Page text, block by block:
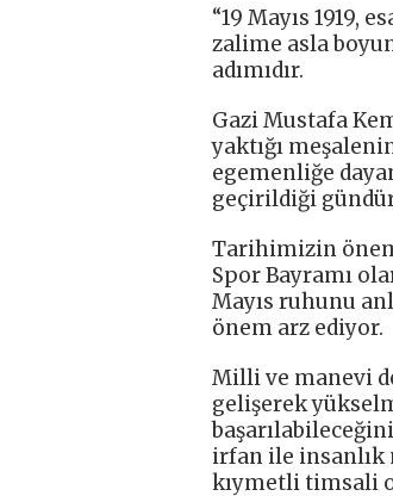
“19 Mayıs 1919,
zalime asla
adımıdır.
Gazi Mustafa
yaktığı
egemenliğe
geçirildiği
Tarihimizin
Spor Bayramı
Mayıs ruhunu
önem arz ediyor.
Milli ve manevi
gelişerek
irfan ile
kıymetli timsali